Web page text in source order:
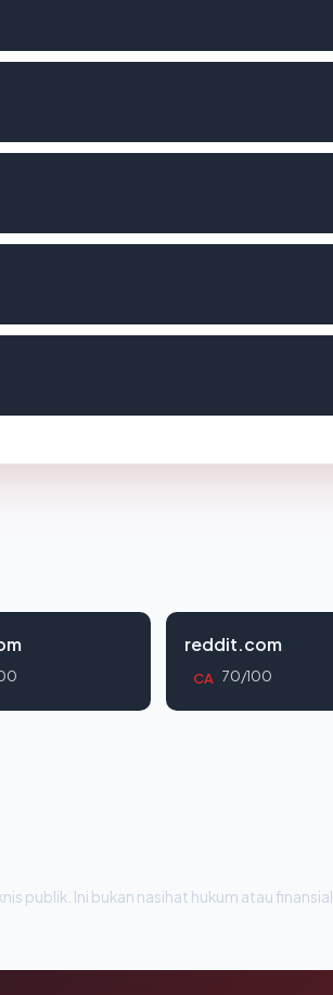
reddit.com
CA 70/100
publik. Ini bukan nasihat hukum atau finansial.